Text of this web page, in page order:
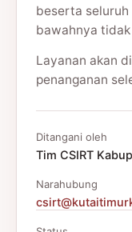
beserta
bawahnya
Layanan akan
penanganan
Ditangani oleh
Tim CSIRT
Narahubung